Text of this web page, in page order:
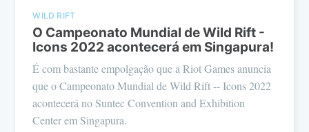
WILD RIFT
O Campeonato Mundial de Wild Rift -
Icons 2022 acontecerá em Singapura!
É com bastante empolgação que a Riot Games anuncia
que o Campeonato Mundial de Wild Rift -- Icons 2022
acontecerá no Suntec Convention and Exhibition
Center em Singapura.